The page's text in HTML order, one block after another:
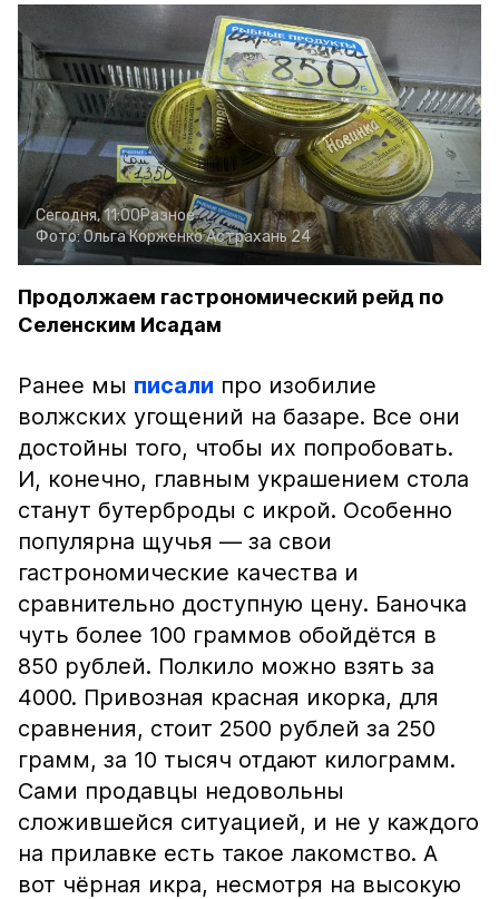
Сегодня, 11:00Разное
Фото:Ольга КорженкоАстрахань 24
Продолжаем гастрономический рейд по
Селенским Исадам
Ранее мы писали про изобилие
волжских угощений на базаре. Все они
достойны того, чтобы их попробовать.
И, конечно, главным украшением стола
станут бутерброды с икрой. Особенно
популярна щучья — за свои
гастрономические качества и
сравнительно доступную цену. Баночка
чуть более 100 граммов обойдётся в
850 рублей. Полкило можно взять за
4000. Привозная красная икорка, для
сравнения, стоит 2500 рублей за 250
грамм, за 10 тысяч отдают килограмм.
Сами продавцы недовольны
сложившейся ситуацией, и не у каждого
на прилавке есть такое лакомство. А
вот чёрная икра, несмотря на высокую